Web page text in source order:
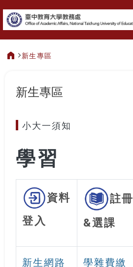
新生專區
新生專區
小大一須知
學習
資料
登入
註冊
&選課
新生網路
學雜費繳